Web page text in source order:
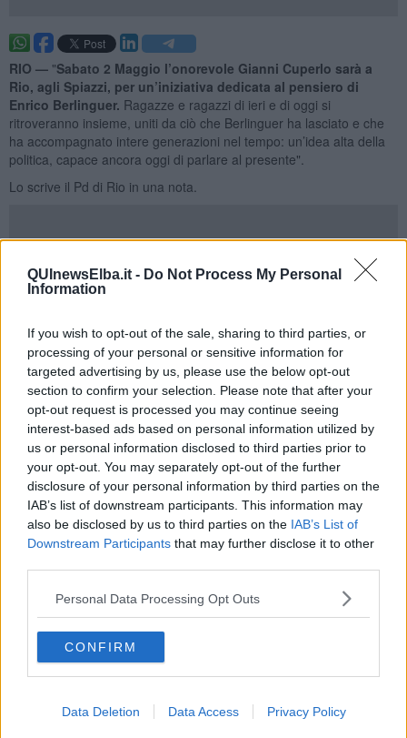
QUInewsElba.it - Do Not Process My Personal
Information
If you wish to opt-out of the sale, sharing to third parties, or
processing of your personal or sensitive information for
targeted advertising by us, please use the below opt-out
section to confirm your selection. Please note that after your
opt-out request is processed you may continue seeing
interest-based ads based on personal information utilized by
us or personal information disclosed to third parties prior to
your opt-out. You may separately opt-out of the further
disclosure of your personal information by third parties on the
IAB’s list of downstream participants. This information may
also be disclosed by us to third parties on the IAB’s List of
Downstream Participants that may further disclose it to other
Personal Data Processing Opt Outs
CONFIRM
Data Deletion Data Access Privacy Policy
RIO — "Sabato 2 Maggio l’onorevole Gianni Cuperlo sarà a
Rio, agli Spiazzi, per un’iniziativa dedicata al pensiero di
Enrico Berlinguer. Ragazze e ragazzi di ieri e di oggi si
ritroveranno insieme, uniti da ciò che Berlinguer ha lasciato e che
ha accompagnato intere generazioni nel tempo: un’idea alta della
politica, capace ancora oggi di parlare al presente".
Lo scrive il Pd di Rio in una nota.
"In una fase storica segnata da profondi cambiamenti che incidono
nella vita di ciascuno, il suo pensiero conserva una straordinaria
sulla pace e sull’amicizia fra i popoli. - prosegue il Pd - Sabato,
quella piazza si colorerà di partecipazione".
L'appuntamento è persabato 2 Maggio alle 10,30 sulla Terrazza
degli Spiazzi.